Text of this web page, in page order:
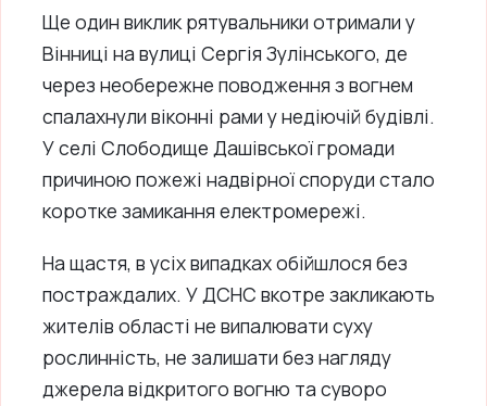
Ще один виклик рятувальники отримали у
Вінниці на вулиці Сергія Зулінського, де
через необережне поводження з вогнем
спалахнули віконні рами у недіючій будівлі.
У селі Слободище Дашівської громади
причиною пожежі надвірної споруди стало
коротке замикання електромережі.
На щастя, в усіх випадках обійшлося без
постраждалих. У ДСНС вкотре закликають
жителів області не випалювати суху
рослинність, не залишати без нагляду
джерела відкритого вогню та суворо